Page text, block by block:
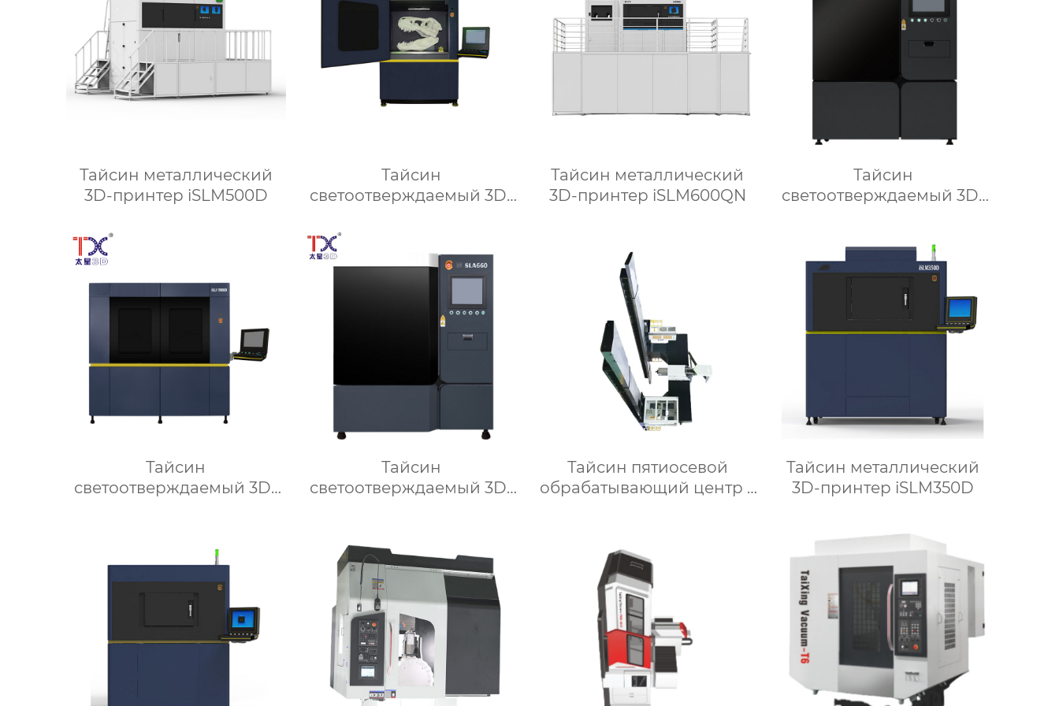
Тайсин металлический
3D-принтер iSLM500D
Тайсин
светоотверждаемый 3D-
Тайсин металлический
3D-принтер iSLM600QN
Тайсин
светоотверждаемый 3D-
Тайсин
светоотверждаемый 3D-
Тайсин
светоотверждаемый 3D-
Тайсин пятиосевой
обрабатывающий центр с
Тайсин металлический
3D-принтер iSLM350D